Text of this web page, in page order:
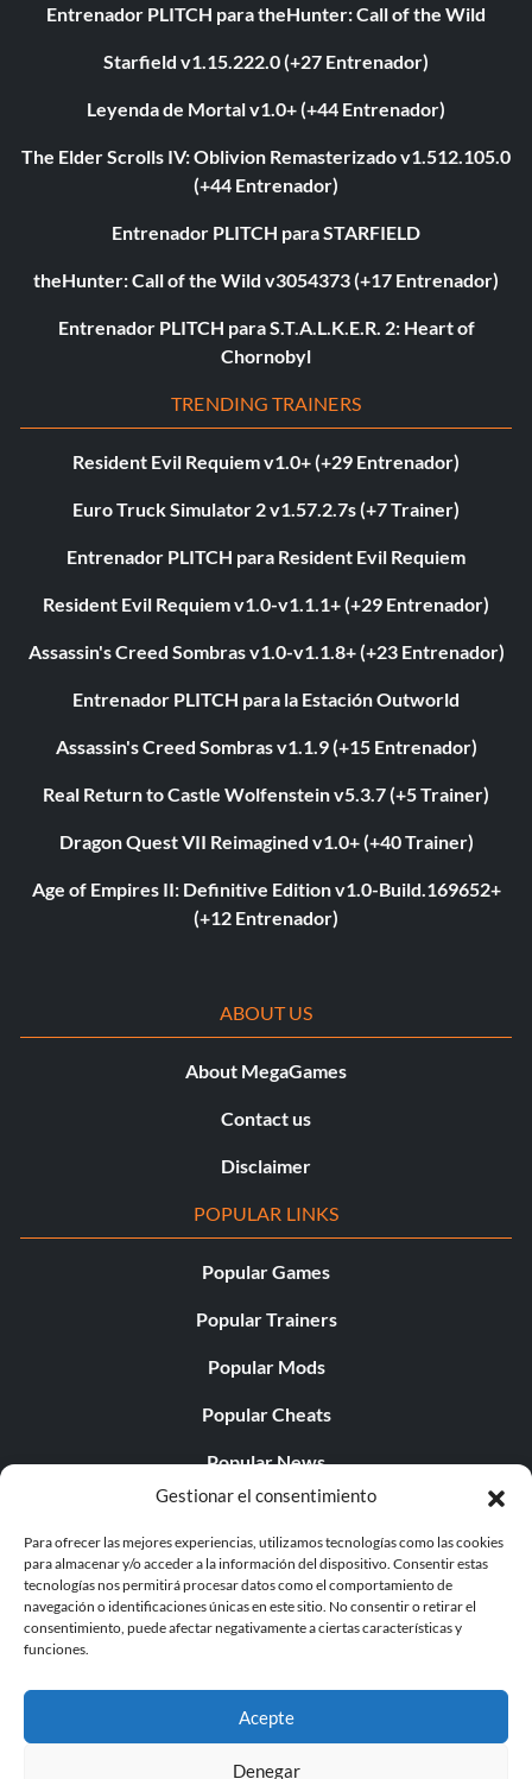
Gestionar el consentimiento
Para ofrecer las mejores experiencias, utilizamos tecnologías como las cookies
para almacenar y/o acceder a la información del dispositivo. Consentir estas
tecnologías nos permitirá procesar datos como el comportamiento de
navegación o identificaciones únicas en este sitio. No consentir o retirar el
consentimiento, puede afectar negativamente a ciertas características y
funciones.
Acepte
Denegar
Entrenador PLITCH para theHunter: Call of the Wild
Starfield v1.15.222.0 (+27 Entrenador)
Leyenda de Mortal v1.0+ (+44 Entrenador)
The Elder Scrolls IV: Oblivion Remasterizado v1.512.105.0
(+44 Entrenador)
Entrenador PLITCH para STARFIELD
theHunter: Call of the Wild v3054373 (+17 Entrenador)
Entrenador PLITCH para S.T.A.L.K.E.R. 2: Heart of
Chornobyl
TRENDING TRAINERS
Resident Evil Requiem v1.0+ (+29 Entrenador)
Euro Truck Simulator 2 v1.57.2.7s (+7 Trainer)
Entrenador PLITCH para Resident Evil Requiem
Resident Evil Requiem v1.0-v1.1.1+ (+29 Entrenador)
Assassin's Creed Sombras v1.0-v1.1.8+ (+23 Entrenador)
Entrenador PLITCH para la Estación Outworld
Assassin's Creed Sombras v1.1.9 (+15 Entrenador)
Real Return to Castle Wolfenstein v5.3.7 (+5 Trainer)
Dragon Quest VII Reimagined v1.0+ (+40 Trainer)
Age of Empires II: Definitive Edition v1.0-Build.169652+
(+12 Entrenador)
ABOUT US
About MegaGames
Contact us
Disclaimer
POPULAR LINKS
Popular Games
Popular Trainers
Popular Mods
Popular Cheats
Popular News
Popular Editorials
Popular Free Games
LATEST UPDATES